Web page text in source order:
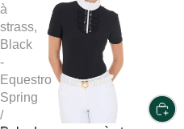
à
strass,
Black
-
Equestro
Spring
/